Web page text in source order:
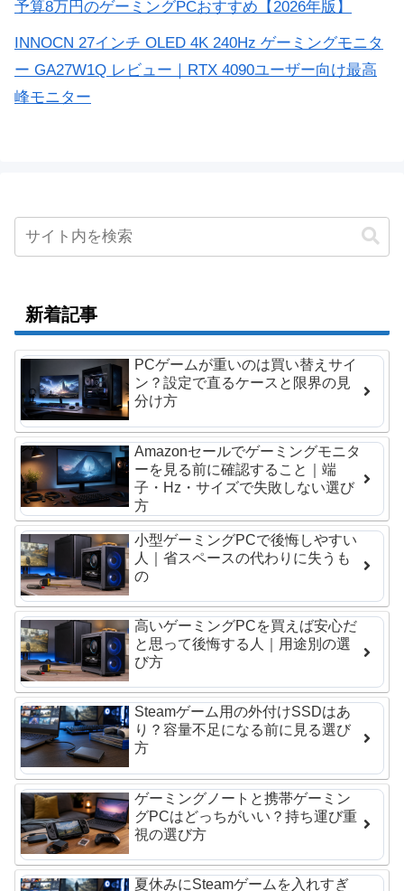
予算8万円のゲーミングPCおすすめ【2026年版】
INNOCN 27インチ OLED 4K 240Hz ゲーミングモニタ
ー GA27W1Q レビュー｜RTX 4090ユーザー向け最高
峰モニター
新着記事
PCゲームが重いのは買い替えサイ
ン？設定で直るケースと限界の見
分け方
Amazonセールでゲーミングモニタ
ーを見る前に確認すること｜端
子・Hz・サイズで失敗しない選び
方
小型ゲーミングPCで後悔しやすい
人｜省スペースの代わりに失うも
の
高いゲーミングPCを買えば安心だ
と思って後悔する人｜用途別の選
び方
Steamゲーム用の外付けSSDはあ
り？容量不足になる前に見る選び
方
ゲーミングノートと携帯ゲーミン
グPCはどっちがいい？持ち運び重
視の選び方
夏休みにSteamゲームを入れすぎ